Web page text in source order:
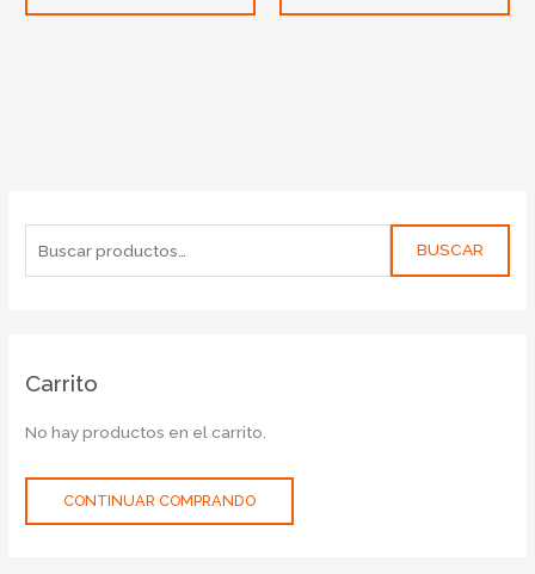
BUSCAR
Carrito
No hay productos en el carrito.
CONTINUAR COMPRANDO